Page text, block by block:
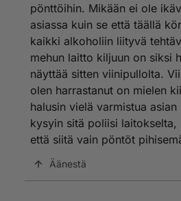
en jaksanu kirjotaa kunnolla
9. kaada !VAROVASTI! kilju
pohjamuta ei mene toiseen
isosta pullosta
KYMMENEN-10- JES JES tai
-jos tykkäät ni ei muuta ku pää
-jos kelpaa nii heitä sekaan
mehutiivistettä EI
paskalta)
-jos tuli SAATANAN PAHAA
heitä mettään OR kastele
muitaki paikoja :D
pönttöihin. Mikään ei ole
asiassa kuin se että täällä
kaikki alkoholiin liityvä
mehun laitto kiljuun on siksi
näyttää sitten viinipullolta.
olen harrastanut on mielen
halusin vielä varmistua
kysyin sitä poliisi laitokselta,
että siitä vain pöntöt
Äänestä